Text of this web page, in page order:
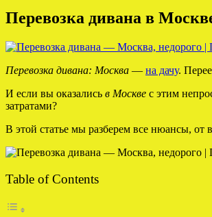
Перевозка дивана в
Перевозка дивана: Москва — на дачу.
И если вы оказались в Москве с этим
затратами?
В этой статье мы разберем все нюансы, от
Table of Contents